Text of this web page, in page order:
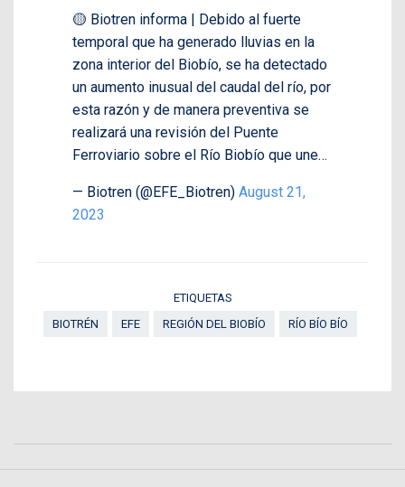
🟡 Biotren informa | Debido al fuerte
temporal que ha generado lluvias en la
zona interior del Biobío, se ha detectado
un aumento inusual del caudal del río, por
esta razón y de manera preventiva se
realizará una revisión del Puente
Ferroviario sobre el Río Biobío que une…
— Biotren (@EFE_Biotren) August 21,
2023
ETIQUETAS
BIOTRÉN
EFE REGIÓN DEL BIOBÍO RÍO BÍO BÍO